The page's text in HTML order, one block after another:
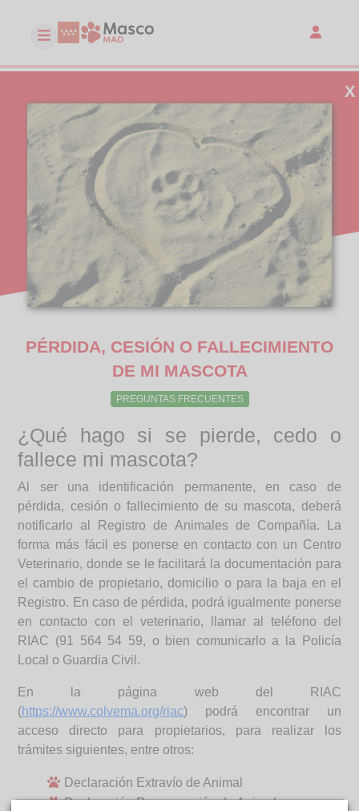
X
PÉRDIDA, CESIÓN O FALLECIMIENTO
DE MI MASCOTA
PREGUNTAS FRECUENTES
¿Qué hago si se pierde, cedo o
fallece mi mascota?
Al ser una identificación permanente, en caso de
pérdida, cesión o fallecimiento de su mascota, deberá
notificarlo al Registro de Animales de Compañía. La
forma más fácil es ponerse en contacto con un Centro
Veterinario, donde se le facilitará la documentación para
el cambio de propietario, domicilio o para la baja en el
Registro. En caso de pérdida, podrá igualmente ponerse
en contacto con el veterinario, llamar al teléfono del
RIAC (91 564 54 59, o bien comunicarlo a la Policía
Local o Guardia Civil.
En la página web del RIAC
(https://www.colvema.org/riac) podrá encontrar un
acceso directo para propietarios, para realizar los
trámites siguientes, entre otros:
Declaración Extravío de Animal
Declaración Recuperación de Animal